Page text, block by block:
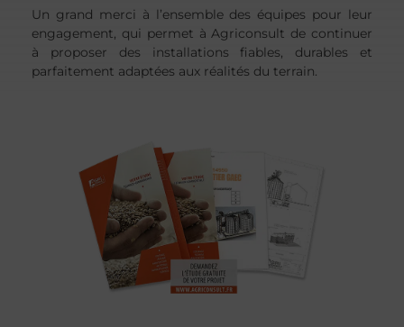
Un grand merci à l’ensemble des équipes pour leur
engagement, qui permet à Agriconsult de continuer
à proposer des installations fiables, durables et
parfaitement adaptées aux réalités du terrain.